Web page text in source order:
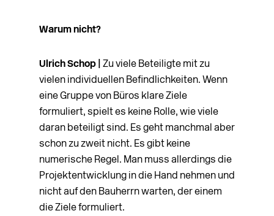
Warum nicht?
Ulrich Schop |
Zu viele Beteiligte mit zu
vielen individuellen Befindlichkeiten. Wenn
eine Gruppe von Büros klare Ziele
formuliert, spielt es keine Rolle, wie viele
daran beteiligt sind. Es geht manchmal aber
schon zu zweit nicht. Es gibt keine
numerische Regel. Man muss allerdings die
Projektentwicklung in die Hand nehmen und
nicht auf den Bauherrn warten, der einem
die Ziele formuliert.